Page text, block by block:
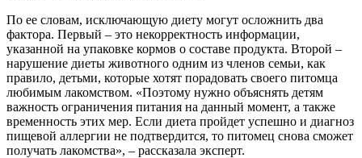
По ее словам, исключающую диету могут осложнить два
фактора. Первый – это некорректность информации,
указанной на упаковке кормов о составе продукта. Второй –
нарушение диеты животного одним из членов семьи, как
правило, детьми, которые хотят порадовать своего питомца
любимым лакомством. «Поэтому нужно объяснять детям
важность ограничения питания на данный момент, а также
временность этих мер. Если диета пройдет успешно и диагноз
пищевой аллергии не подтвердится, то питомец снова сможет
получать лакомства», – рассказала эксперт.